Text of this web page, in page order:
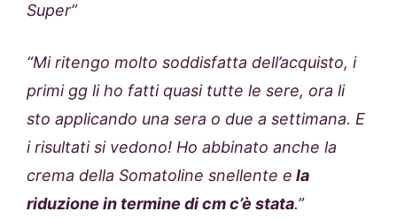
Super”
“Mi ritengo molto soddisfatta dell’acquisto, i
primi gg li ho fatti quasi tutte le sere, ora li
sto applicando una sera o due a settimana. E
i risultati si vedono! Ho abbinato anche la
crema della Somatoline snellente e la
riduzione in termine di cm c’è stata.”